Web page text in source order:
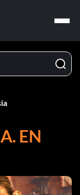
EN